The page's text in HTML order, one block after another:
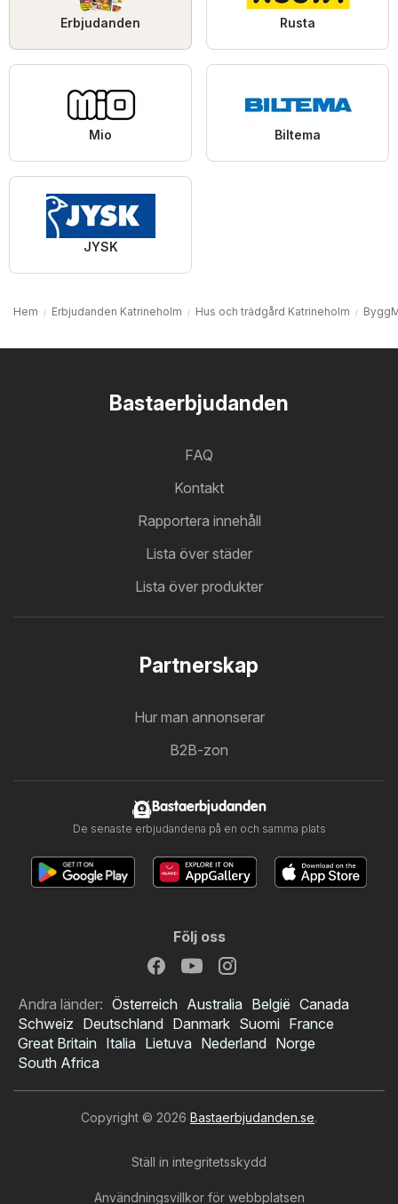
Erbjudanden Rusta
Mio Biltema
JYSK
Hem Erbjudanden Katrineholm Hus och trädgård Katrineholm
Bastaerbjudanden
FAQ
Kontakt
Rapportera innehåll
Lista över städer
Lista över produkter
Partnerskap
Hur man annonserar
B2B-zon
Bastaerbjudanden
De senaste erbjudandena på en och samma plats
Följ oss
Andra länder: Österreich Australia België Canada
Schweiz Deutschland Danmark Suomi France
Great Britain Italia Lietuva Nederland Norge
South Africa
Copyright © 2026 Bastaerbjudanden.se.
Ställ in integritetsskydd
Användningsvillkor för webbplatsen